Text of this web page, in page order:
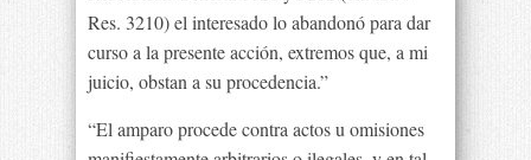
Res. 3210) el interesado lo abandonó para dar
curso a la presente acción, extremos que, a mi
juicio, obstan a su procedencia.”
“El amparo procede contra actos u omisiones